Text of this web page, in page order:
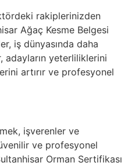
rakiplerinizden
Ağaç Kesme Belgesi
iş dünyasında daha
adayların yeterliliklerini
artırır ve profesyonel
işverenler ve
ve profesyonel
Orman Sertifikası